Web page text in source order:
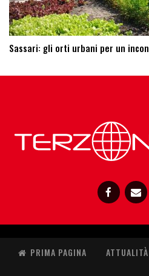
Sassari: ​gli orti urbani per un
PRIMA PAGINA ATTUALITÀ